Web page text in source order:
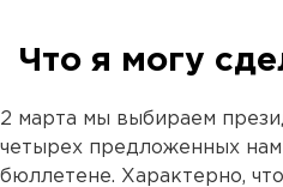
Что я могу
2 марта мы выбираем
четырех предложенных
бюллетене. Характерно,